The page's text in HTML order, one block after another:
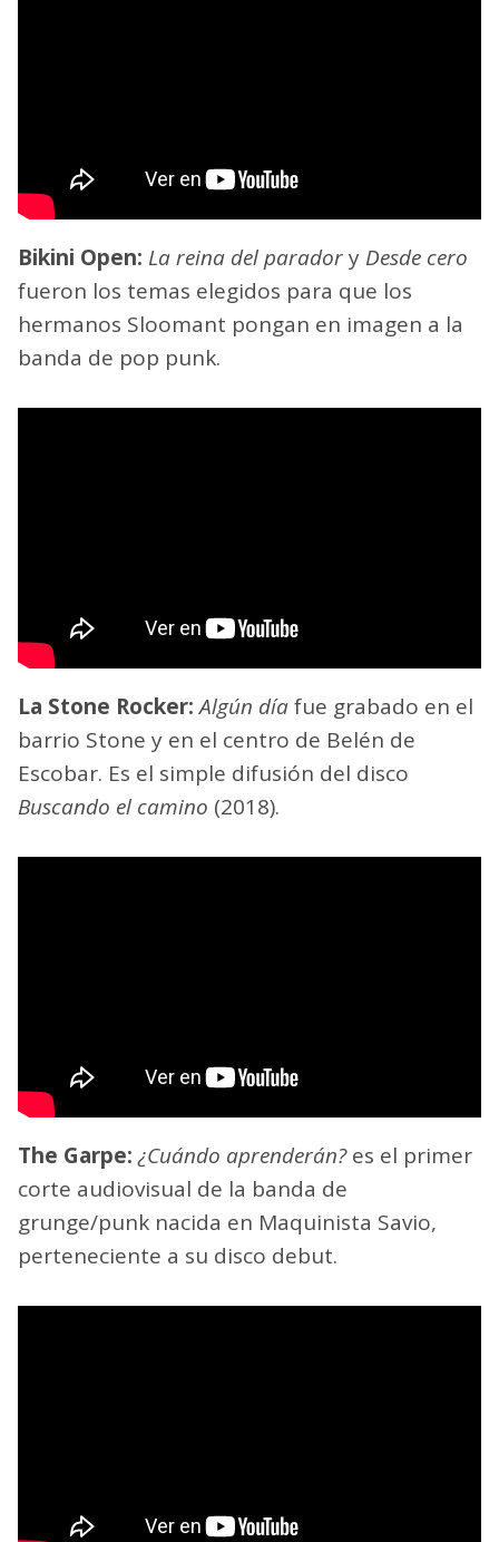
Bikini Open: La reina del paradory Desde cero
fueron los temas elegidos para que los
hermanos Sloomant pongan en imagen a la
banda de pop punk.
La Stone Rocker: Algún díafue grabado en el
barrio Stone y en el centro de Belén de
Escobar. Es el simple difusión del disco
Buscando el camino (2018).
The Garpe: ¿Cuándo aprenderán?es el primer
corte audiovisual de la banda de
grunge/punk nacida en Maquinista Savio,
perteneciente a su disco debut.